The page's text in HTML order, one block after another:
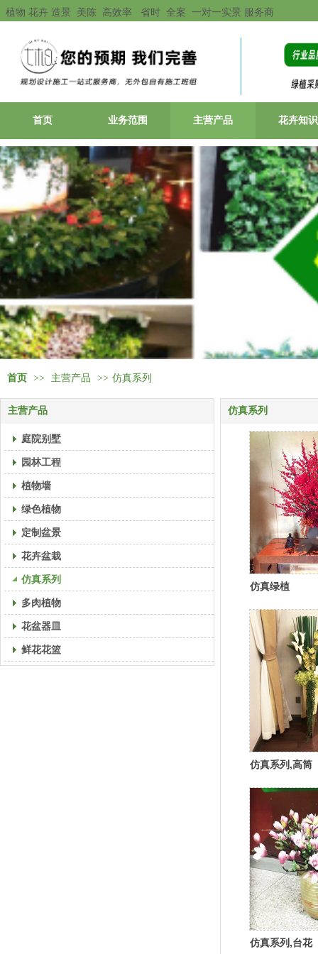
植物 花卉 造景 美陈 高效率 省时 全案 一对一实景 服务商
首页 业务范围 主营产品 花卉知识
首页 >> 主营产品 >> 仿真系列
主营产品
庭院别墅
园林工程
植物墙
绿色植物
定制盆景
花卉盆栽
仿真系列
多肉植物
花盆器皿
鲜花花篮
仿真系列
仿真绿植
仿真系列,高筒
仿真系列,台花